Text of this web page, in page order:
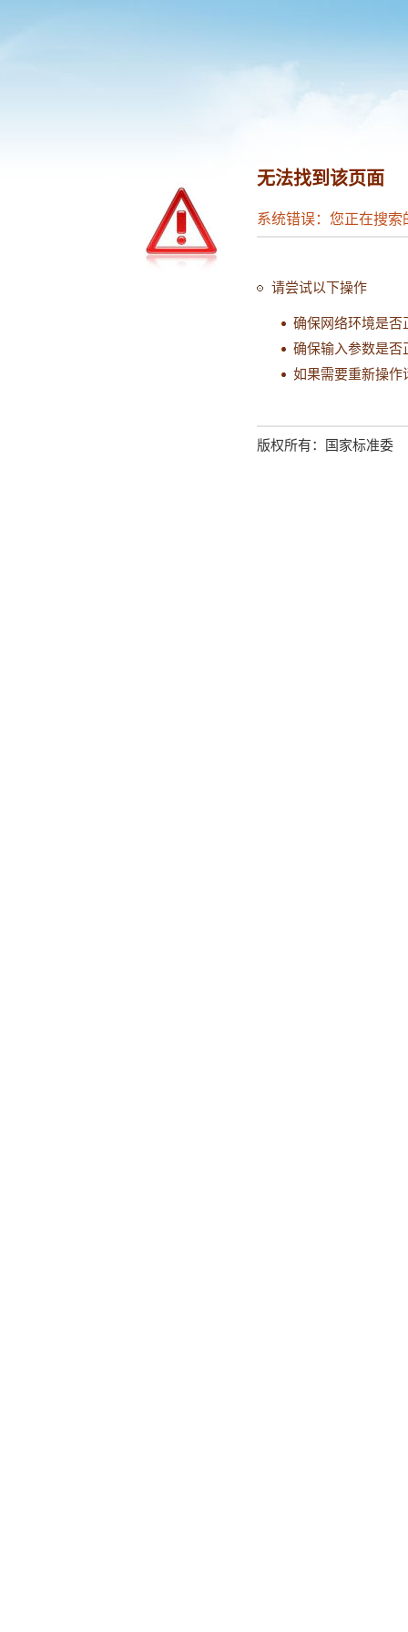
无法找到该页面
系统错误：您正在搜
请尝试以下操作
确保网络环境是否
确保输入参数是否
如果需要重新操作
版权所有：国家标准委